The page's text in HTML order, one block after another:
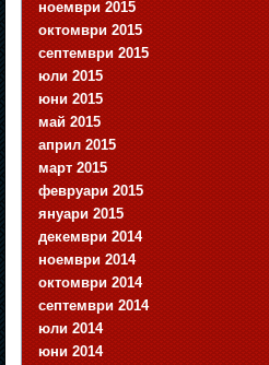
ноември 2015
октомври 2015
септември 2015
юли 2015
юни 2015
май 2015
април 2015
март 2015
февруари 2015
януари 2015
декември 2014
ноември 2014
октомври 2014
септември 2014
юли 2014
юни 2014